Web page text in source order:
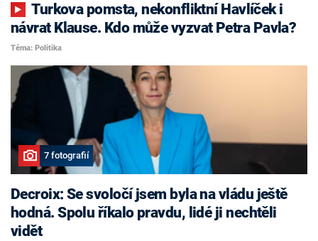
Turkova pomsta, nekonfliktní Havlíček i
návrat Klause. Kdo může vyzvat Petra Pavla?
Téma: Politika
7 fotografií
Decroix: Se svoločí jsem byla na vládu ještě
hodná. Spolu říkalo pravdu, lidé ji nechtěli
vidět